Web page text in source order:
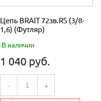
Цепь BRAIT 72зв.RS (3/8-
1,6) (Футляр)
В наличии
1 040 руб.
- +